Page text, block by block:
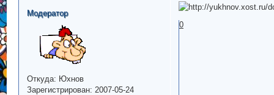
Модератор
Откуда: Юхнов
Зарегистрирован: 2007-05-24
0